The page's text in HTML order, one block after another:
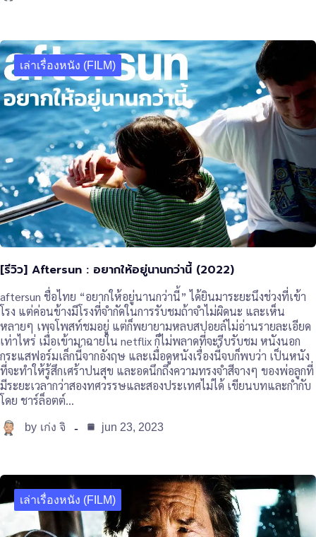
เล่าเรื่องหนัง (FILM)
[รีวิว] Aftersun : อยากให้อยู่นานกว่านี้ (2022)
aftersun ชื่อไทย “อยากให้อยู่นานกว่านี้” ได้ยินมาระยะนึงช่วงที่เข้า
โรง แต่ค่อนข้างมีโรงที่จำกัดในการรับชมถ้าจำไม่ผิดนะ และเห็น
หลายๆ เพจโพสท์ชมอยู่ แต่ก็พยายามหลบสปอยล์ไม่อ่านรายละเอียด
เท่าไหร่ เมื่อเข้ามาฉายใน netflix ก็ไม่พลาดที่จะรีบรับชม หนังนอก
กระแสฟอร์มเล็กนี้จากอังฤษ และเมื่อดูหนังเรื่องนี้จบก็พบว่า เป็นหนัง
ที่จะทำให้รู้สึกเศร้าปนสุข และอดนึกถึงความทรงจำสีจางๆ ของพ่อลูกที่
มีระยะเวลากว่าสองทศวรรษและสองประเทศไม่ได้ เขียนบทและกำกับ
โดย ชาร์ล็อตต์…
by เก่ง จิ jun 23, 2023
เล่าเรื่องหนัง (FILM)